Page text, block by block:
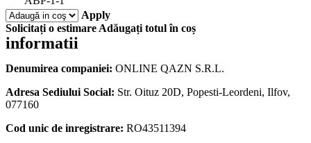
Year
/
1-
PC
Global
quantity
Apply
Solicitați o estimare Adăugați totul în coș
informatii
Denumirea companiei: ONLINE QAZN S.R.L.
Adresa Sediului Social: Str. Oituz 20D, Popesti-Leordeni, Ilfov,
077160
Cod unic de inregistrare: RO43511394